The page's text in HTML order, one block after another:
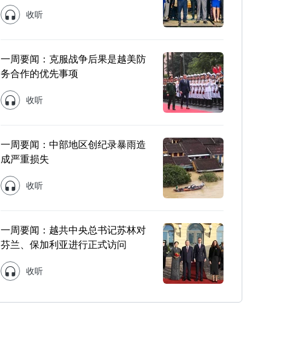
收听
一周要闻：克服战争后果是越美防
务合作的优先事项
收听
一周要闻：中部地区创纪录暴雨造
成严重损失
收听
一周要闻：越共中央总书记苏林对
芬兰、保加利亚进行正式访问
收听